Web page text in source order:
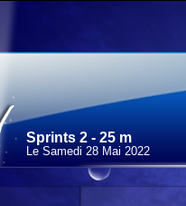
Sprints 2 - 25 m
Le Samedi 28 Mai 2022